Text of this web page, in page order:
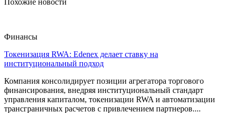
Похожие новости
Финансы
Токенизация RWA: Edenex делает ставку на
институциональный подход
Компания консолидирует позиции агрегатора торгового
финансирования, внедряя институциональный стандарт
управления капиталом, токенизации RWA и автоматизации
трансграничных расчетов с привлечением партнеров....